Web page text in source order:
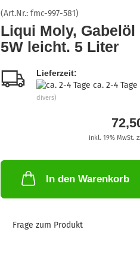
(Art.Nr.: fmc-997-581)
Liqui Moly, Gabelöl
5W leicht. 5 Liter
Lieferzeit:
ca. 2-4 Tage
divers)
inkl. 19% MwSt.
In den Warenkorb
Frage zum Produkt